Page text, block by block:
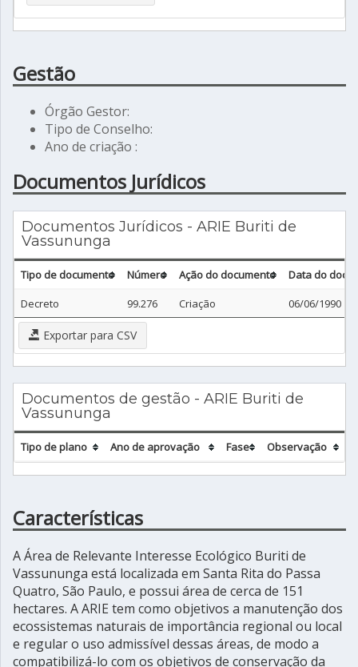
Gestão
Órgão Gestor:
Tipo de Conselho:
Ano de criação :
Documentos Jurídicos
Documentos Jurídicos - ARIE Buriti de
Vassununga
Tipo de documento Número Ação do documento
Data do
Decreto
99.276 Criação 06/06/1990
Exportar para CSV
Documentos de gestão - ARIE Buriti de
Vassununga
Tipo de plano Ano de aprovação Fase Observação
Características
A Área de Relevante Interesse Ecológico Buriti de
Vassununga está localizada em Santa Rita do Passa
Quatro, São Paulo, e possui área de cerca de 151
hectares. A ARIE tem como objetivos a manutenção dos
ecossistemas naturais de importância regional ou local
e regular o uso admissível dessas áreas, de modo a
compatibilizá-lo com os objetivos de conservação da